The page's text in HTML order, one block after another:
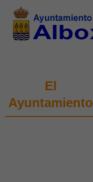
El
Ayuntamiento